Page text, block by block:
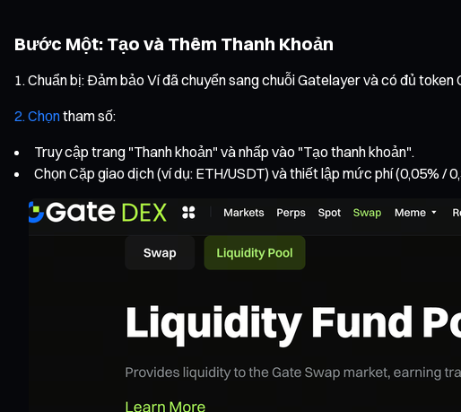
Bước Một: Tạo và Thêm Thanh Khoản
Chuẩn bị: Đảm bảo Ví đã chuyển sang chuỗi Gatelayer và có đủ token
2. Chọntham số:
Truy cập trang "Thanh khoản" và nhấp vào "Tạo thanh khoản".
Chọn Cặp giao dịch (ví dụ: ETH/USDT) và thiết lập mức phí (0,05% /